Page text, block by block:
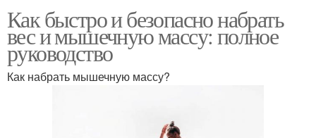
Как быстро и безопасно набрать
вес и мышечную массу: полное
руководство
Как набрать мышечную массу?